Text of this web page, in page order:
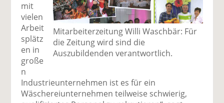
Mitarbeiterzeitung Willi Waschbär: Für
die Zeitung wird sind die
Auszubildenden verantwortlich.
mit
vielen
Arbeit
splätz
en in
große
n
Industrieunternehmen ist es für ein
Wäschereiunternehmen teilweise schwierig,